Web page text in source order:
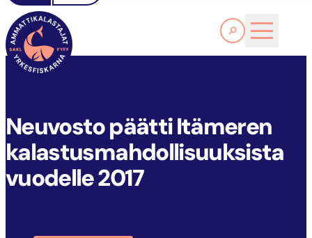
Lue lisää
SAKL
Neuvosto päätti Itämeren
kalastusmahdollisuuksista
vuodelle 2017